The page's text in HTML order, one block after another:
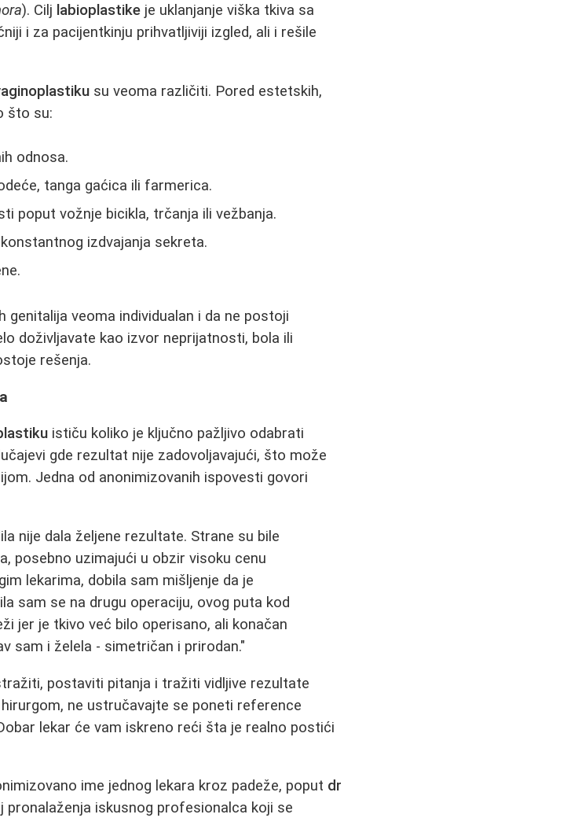
). Cilj labioplastike je uklanjanje viška tkiva sa
i za pacijentkinju prihvatljiviji izgled, ali i rešile
su veoma različiti. Pored estetskih,
što su:
odnosa.
tanga gaćica ili farmerica.
poput vožnje bicikla, trčanja ili vežbanja.
izdvajanja sekreta.
genitalija veoma individualan i da ne postoji
doživljavate kao izvor neprijatnosti, bola ili
rešenja.
ističu koliko je ključno pažljivo odabrati
gde rezultat nije zadovoljavajući, što može
Jedna od anonimizovanih ispovesti govori
nije dala željene rezultate. Strane su bile
posebno uzimajući u obzir visoku cenu
lekarima, dobila sam mišljenje da je
sam se na drugu operaciju, ovog puta kod
jer je tkivo već bilo operisano, ali konačan
sam i želela - simetričan i prirodan."
postaviti pitanja i tražiti vidljive rezultate
ne ustručavajte se poneti reference
lekar će vam iskreno reći šta je realno postići
ime jednog lekara kroz padeže, poput dr
pronalaženja iskusnog profesionalca koji se